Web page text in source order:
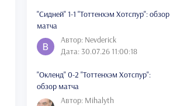
"Сидней" 1-1 "Тоттенхэм Хотспур": обзор
матча
Автор: Nevderick
Дата: 30.07.26 11:00:18
"Окленд" 0-2 "Тоттенхэм Хотспур":
обзор матча
Автор: Mihalyth